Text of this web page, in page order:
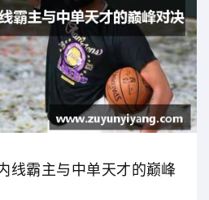
线霸主与中单天才的巅峰